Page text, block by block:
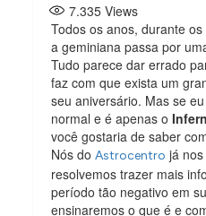
7.335 Views
Todos os anos, durante
a geminiana passa por
Tudo parece dar errado
faz com que exista um
seu aniversário. Mas se
normal e é apenas o
você gostaria de saber
Nós doAstrocentro já
resolvemos trazer mais
período tão negativo em
ensinaremos o que é e